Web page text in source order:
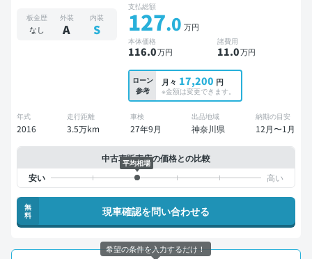
板金歴
なし
外装
A
内装
S
支払総額
127.0 万円
本体価格
116.0万円
諸費用
11.0万円
ローン
参考
月々 17,200 円
※金額は変更できます。
年式
2016
走行距離
3.5万km
車検
27年9月
出品地域
神奈川県
納期の目安
12月〜1月
中古車販売店の価格との比較
平均相場
無
料
現車確認を問い合わせる
希望の条件を入力するだけ！